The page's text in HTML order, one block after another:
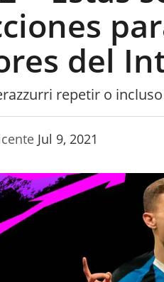
del
repetir o
Jul 9, 2021